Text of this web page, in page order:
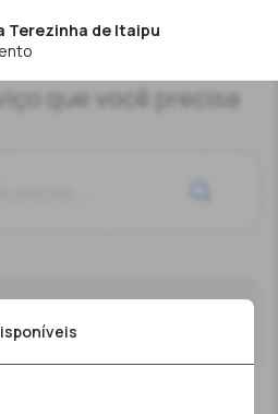
Terezinha de Itaipu